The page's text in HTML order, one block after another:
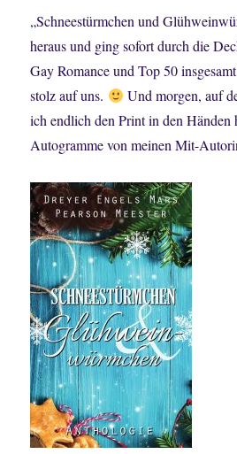
„Schneestürmchen und
heraus und ging sofort durch die
Gay Romance und Top 50
stolz auf uns.
Und morgen, auf
ich endlich den Print in den
Autogramme von meinen Mit-